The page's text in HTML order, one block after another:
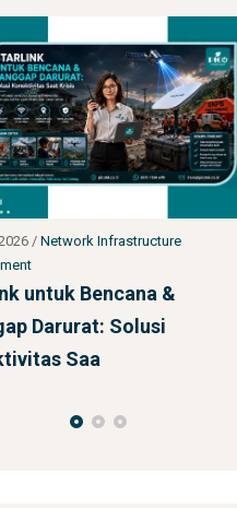
/Network Infrastructure
Menara
SST 92m Proyek